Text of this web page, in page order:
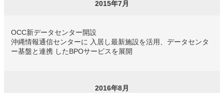
2015年7月
OCC新データセンター開設
沖縄情報通信センターに 入居し最新施設を活用、データセンタ
ー基盤と連携 したBPOサービスを展開
2016年8月